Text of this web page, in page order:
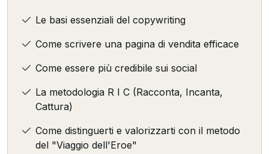
Le basi essenziali del copywriting
Come scrivere una pagina di vendita efficace
Come essere più credibile sui social
La metodologia R I C (Racconta, Incanta,
Cattura)
Come distinguerti e valorizzarti con il metodo
del "Viaggio dell'Eroe"